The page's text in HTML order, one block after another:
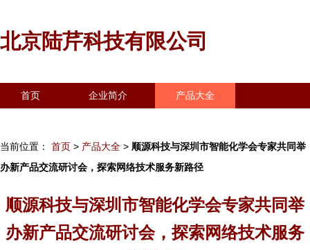
北京陆芹科技有限公司
首页 企业简介 产品大全
当前位置： 首页 > 产品大全 > 顺源科技与深圳市智能化学会专家共同举
办新产品交流研讨会，探索网络技术服务新路径
顺源科技与深圳市智能化学会专家共同举
办新产品交流研讨会，探索网络技术服务